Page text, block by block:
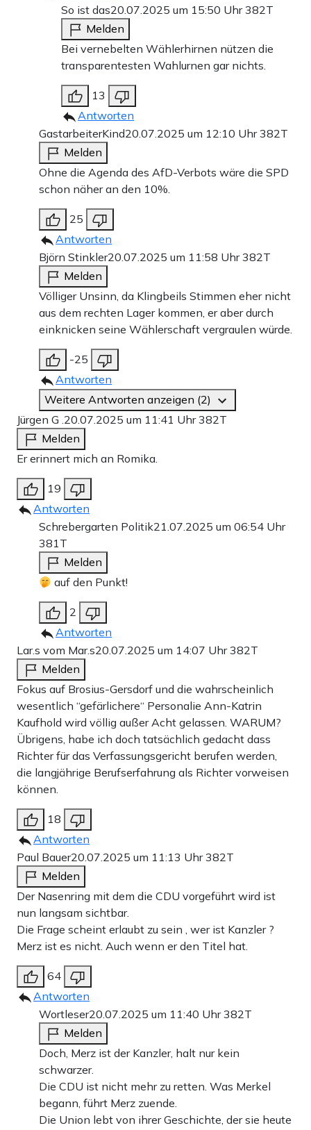
So ist das20.07.2025 um 15:50 Uhr382T
Melden
Bei vernebelten Wählerhirnen nützen die
transparentesten Wahlurnen gar nichts.
13
Antworten
GastarbeiterKind20.07.2025 um 12:10 Uhr382T
Melden
Ohne die Agenda des AfD-Verbots wäre die SPD
schon näher an den 10%.
25
Antworten
Björn Stinkler20.07.2025 um 11:58 Uhr382T
Melden
Völliger Unsinn, da Klingbeils Stimmen eher nicht
aus dem rechten Lager kommen, er aber durch
einknicken seine Wählerschaft vergraulen würde.
-25
Antworten
Weitere Antworten anzeigen (2)
Jürgen G .20.07.2025 um 11:41 Uhr382T
Melden
Er erinnert mich an Romika.
19
Antworten
Schrebergarten Politik21.07.2025 um 06:54 Uhr
381T
Melden
auf den Punkt!
2
Antworten
Lar.s vom Mar.s20.07.2025 um 14:07 Uhr382T
Melden
Fokus auf Brosius-Gersdorf und die wahrscheinlich
wesentlich “gefärlichere“ Personalie Ann-Katrin
Kaufhold wird völlig außer Acht gelassen. WARUM?
Übrigens, habe ich doch tatsächlich gedacht dass
Richter für das Verfassungsgericht berufen werden,
die langjährige Berufserfahrung als Richter vorweisen
können.
18
Antworten
Paul Bauer20.07.2025 um 11:13 Uhr382T
Melden
Der Nasenring mit dem die CDU vorgeführt wird ist
nun langsam sichtbar.
Die Frage scheint erlaubt zu sein , wer ist Kanzler ?
Merz ist es nicht. Auch wenn er den Titel hat.
64
Antworten
Wortleser20.07.2025 um 11:40 Uhr382T
Melden
Doch, Merz ist der Kanzler, halt nur kein
schwarzer.
Die CDU ist nicht mehr zu retten. Was Merkel
begann, führt Merz zuende.
Die Union lebt von ihrer Geschichte, der sie heute